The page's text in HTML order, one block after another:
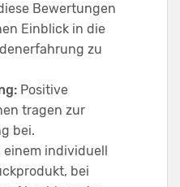
Bewertungen
Einblick in die
zu
Positive
tragen zur
bei.
individuell
bei